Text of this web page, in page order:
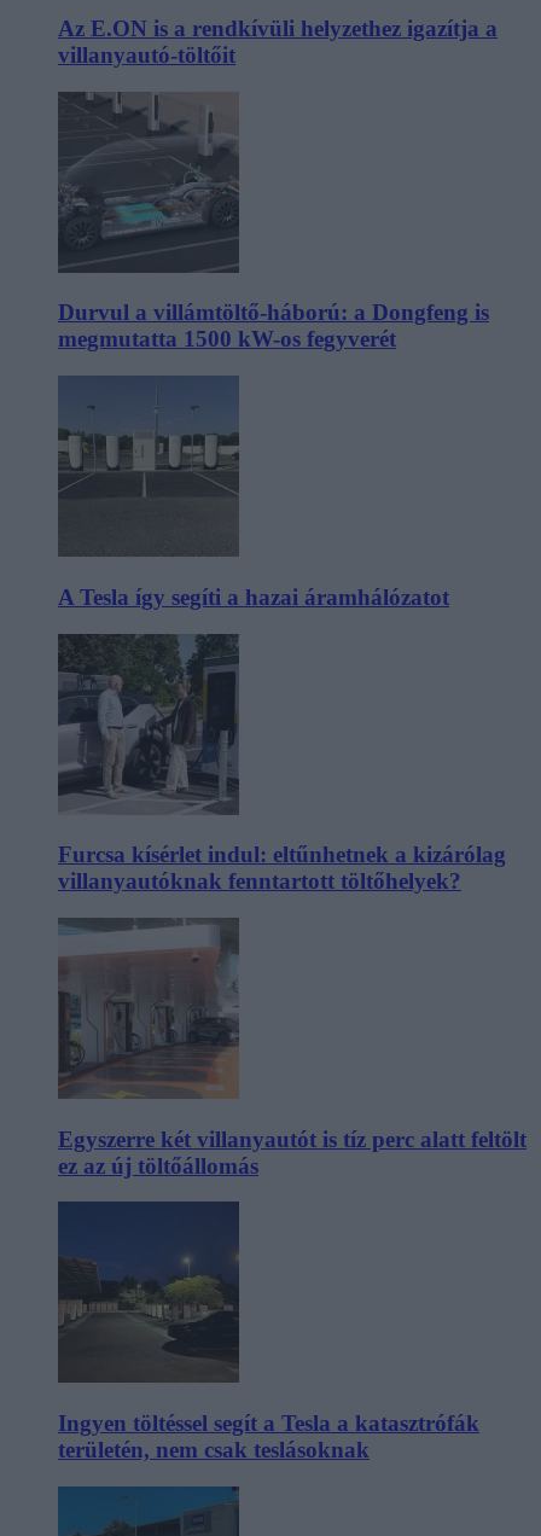
Az E.ON is a rendkívüli helyzethez igazítja a
villanyautó-töltőit
Durvul a villámtöltő-háború: a Dongfeng is
megmutatta 1500 kW-os fegyverét
A Tesla így segíti a hazai áramhálózatot
Furcsa kísérlet indul: eltűnhetnek a kizárólag
villanyautóknak fenntartott töltőhelyek?
Egyszerre két villanyautót is tíz perc alatt feltölt
ez az új töltőállomás
Ingyen töltéssel segít a Tesla a katasztrófák
területén, nem csak teslásoknak